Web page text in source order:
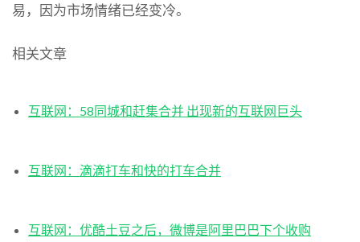
易，因为市场情绪已经变冷。
相关文章
互联网：58同城和赶集合并 出现新的互联网巨头
互联网：滴滴打车和快的打车合并
互联网：优酷土豆之后，微博是阿里巴巴下个收购